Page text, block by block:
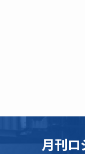
月刊ロ